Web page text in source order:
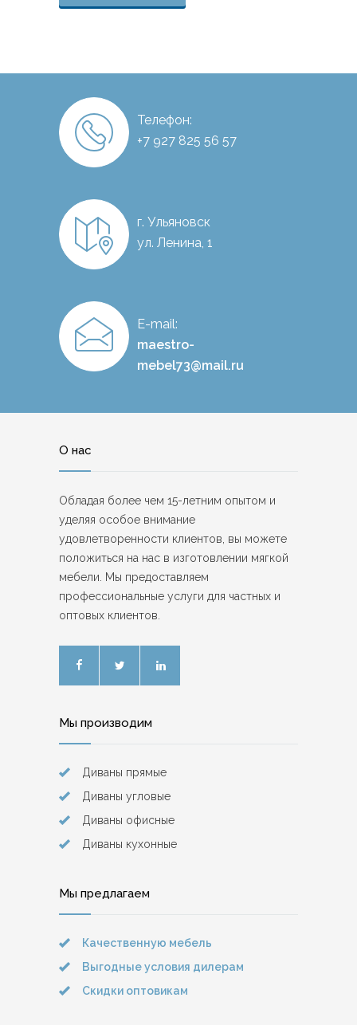
Телефон:
+7 927 825 56 57
г. Ульяновск
ул. Ленина, 1
E-mail:
maestro-
mebel73@mail.ru
О нас
Обладая более чем 15-летним опытом и
уделяя особое внимание
удовлетворенности клиентов, вы можете
положиться на нас в изготовлении мягкой
мебели. Мы предоставляем
профессиональные услуги для частных и
оптовых клиентов.
Мы производим
Диваны прямые
Диваны угловые
Диваны офисные
Диваны кухонные
Мы предлагаем
Качественную мебель
Выгодные условия дилерам
Скидки оптовикам